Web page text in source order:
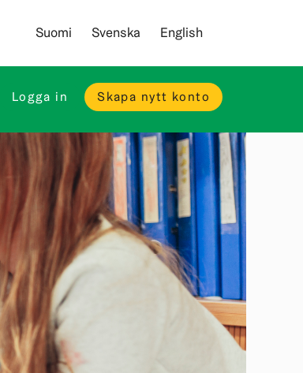
Suomi Svenska English
Skapa nytt konto
Logga in